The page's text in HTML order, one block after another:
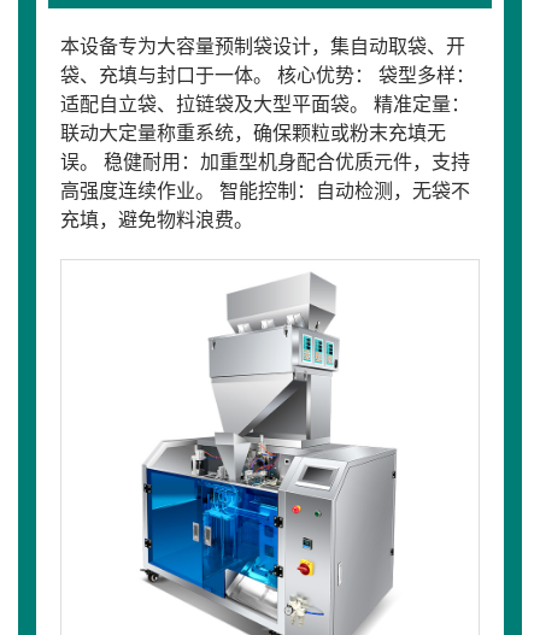
本设备专为大容量预制袋设计，集自动取袋、开
袋、充填与封口于一体。 核心优势： 袋型多样：
适配自立袋、拉链袋及大型平面袋。 精准定量：
联动大定量称重系统，确保颗粒或粉末充填无
误。 稳健耐用：加重型机身配合优质元件，支持
高强度连续作业。 智能控制：自动检测，无袋不
充填，避免物料浪费。